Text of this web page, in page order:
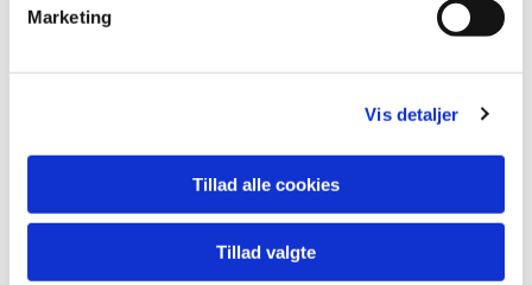
Marketing
Vis detaljer
Tillad alle cookies
Tillad valgte
Du vil måske også kunne lide...